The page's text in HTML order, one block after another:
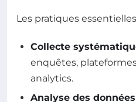
Les pratiques
Collecte
enquêtes,
analytics.
Analyse des données